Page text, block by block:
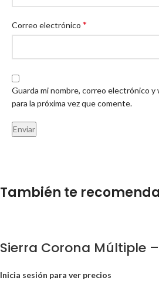
Correo electrónico *
Guarda mi nombre, correo electrónico
para la próxima vez que comente.
También te
Sierra Corona Múltiple
Inicia sesión para ver precios